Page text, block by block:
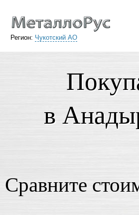
Регион: Чукотский АО
в
Сравните